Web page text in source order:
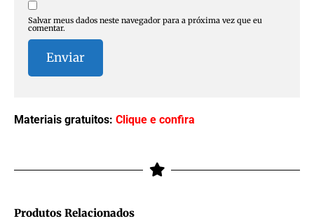
Salvar meus dados neste navegador para a próxima vez que eu
comentar.
Materiais gratuitos: Clique e confira
Produtos Relacionados